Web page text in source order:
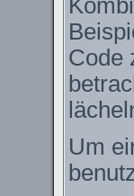
Code
Um